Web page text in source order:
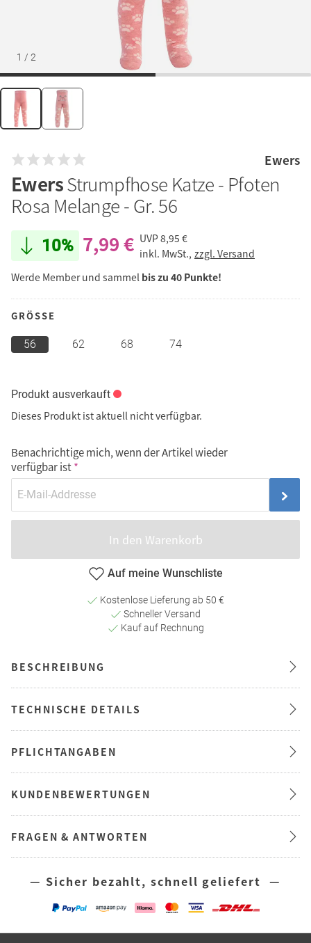
1 / 2
Ewers
EwersStrumpfhose Katze - Pfoten
Rosa Melange - Gr. 56
10% 7,99 € UVP8,95 €
inkl. MwSt., zzgl. Versand
Werde Member und sammel bis zu 40 Punkte!
GRÖSSE
56 62 68 74
Produkt ausverkauft
Dieses Produkt ist aktuell nicht verfügbar.
Benachrichtige mich, wenn der Artikel wieder
verfügbar ist
In den Warenkorb
Auf meine Wunschliste
Kostenlose Lieferung ab 50 €
Schneller Versand
Kauf auf Rechnung
BESCHREIBUNG
TECHNISCHE DETAILS
PFLICHTANGABEN
KUNDENBEWERTUNGEN
FRAGEN & ANTWORTEN
— Sicher bezahlt, schnell geliefert —